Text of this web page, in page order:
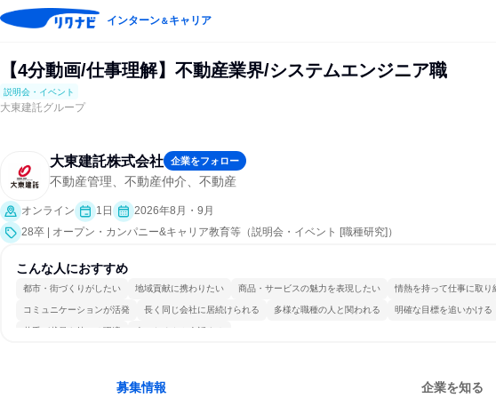
インターン＆キャリア
【4分動画/仕事理解】不動産業界/システムエンジニア職
説明会・イベント
大東建託グループ
大東建託株式会社 企業をフォロー
不動産管理、不動産仲介、不動産
オンライン 1日
2026年8月・9月
28卒 | オープン・カンパニー&キャリア教育等（説明会・イベント [職種研究]）
こんな人におすすめ
都市・街づくりがしたい 地域貢献に携わりたい 商品・サービスの魅力を表現したい 情熱を持って仕事に取り
コミュニケーションが活発 長く同じ会社に居続けられる 多様な職種の人と関われる 明確な目標を追いかける
若手が裁量を持てる環境 人とたくさん会話する
募集情報 企業を知る